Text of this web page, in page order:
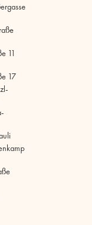
11
17